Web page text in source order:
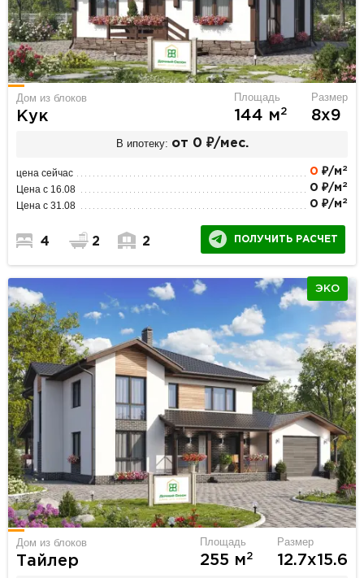
Дом из блоков
Кук
Площадь
144 м2
Размер
8х9
В ипотеку: от 0 ₽/мес.
цена сейчас 0 ₽/м 2
Цена с 16.08 0 ₽/м 2
Цена с 31.08 0 ₽/м 2
4 2 2 ПОЛУЧИТЬ РАСЧЕТ
ЭКО
Дом из блоков
Тайлер
Площадь
255 м2
Размер
12.7х15.6